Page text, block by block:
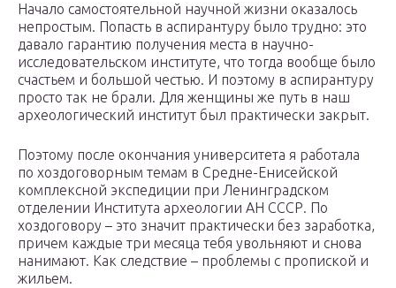
Начало самостоятельной научной жизни оказалось
непростым. Попасть в аспирантуру было трудно: это
давало гарантию получения места в научно-
исследовательском институте, что тогда вообще было
счастьем и большой честью. И поэтому в аспирантуру
просто так не брали. Для женщины же путь в наш
археологический институт был практически закрыт.
Поэтому после окончания университета я работала
по хоздоговорным темам в Средне-Енисейской
комплексной экспедиции при Ленинградском
отделении Института археологии АН СССР. По
хоздоговору – это значит практически без заработка,
причем каждые три месяца тебя увольняют и снова
нанимают. Как следствие – проблемы с пропиской и
жильем.